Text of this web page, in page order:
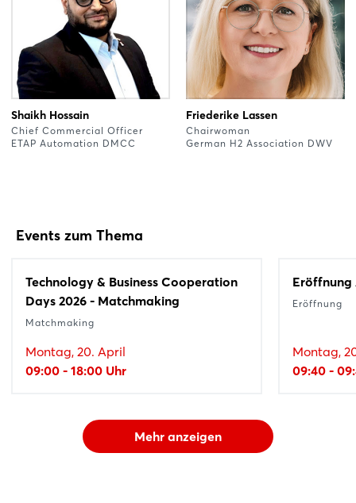
Shaikh Hossain
Chief Commercial Officer
ETAP Automation DMCC
Friederike Lassen
Chairwoman
German H2 Association DWV
Events zum Thema
Technology & Business Cooperation
Days 2026 - Matchmaking
Matchmaking
Montag, 20. April
09:00 - 18:00 Uhr
Eröffnung
Eröffnung
Montag,
09:40 -
Mehr anzeigen